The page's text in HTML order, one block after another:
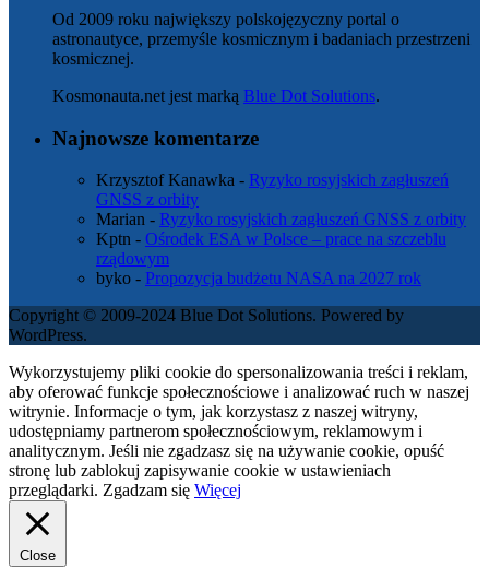
Od 2009 roku największy polskojęzyczny portal o
astronautyce, przemyśle kosmicznym i badaniach przestrzeni
kosmicznej.
Kosmonauta.net jest marką Blue Dot Solutions.
Najnowsze komentarze
Krzysztof Kanawka - Ryzyko rosyjskich zagłuszeń
GNSS z orbity
Marian - Ryzyko rosyjskich zagłuszeń GNSS z orbity
Kptn - Ośrodek ESA w Polsce – prace na szczeblu
rządowym
byko - Propozycja budżetu NASA na 2027 rok
Copyright © 2009-2024 Blue Dot Solutions. Powered by
WordPress.
Wykorzystujemy pliki cookie do spersonalizowania treści i reklam,
aby oferować funkcje społecznościowe i analizować ruch w naszej
witrynie. Informacje o tym, jak korzystasz z naszej witryny,
udostępniamy partnerom społecznościowym, reklamowym i
analitycznym. Jeśli nie zgadzasz się na używanie cookie, opuść
stronę lub zablokuj zapisywanie cookie w ustawieniach
przeglądarki. Zgadzam się Więcej
Close